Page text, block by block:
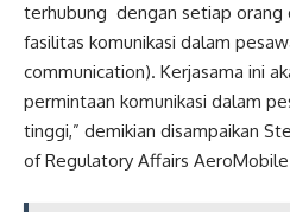
terhubung dengan setiap orang
fasilitas komunikasi dalam
communication). Kerjasama ini
permintaan komunikasi dalam
tinggi,” demikian disampaikan
of Regulatory Affairs